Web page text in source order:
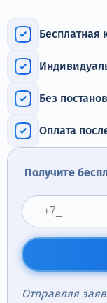
+7 (905) 483-87-88
Адрес call-центра
Кашира, ул.
Бесплатная
Без
Оплата
Получите
Отправляя